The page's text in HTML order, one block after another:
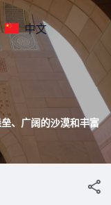
中文
、广阔的沙漠和丰富